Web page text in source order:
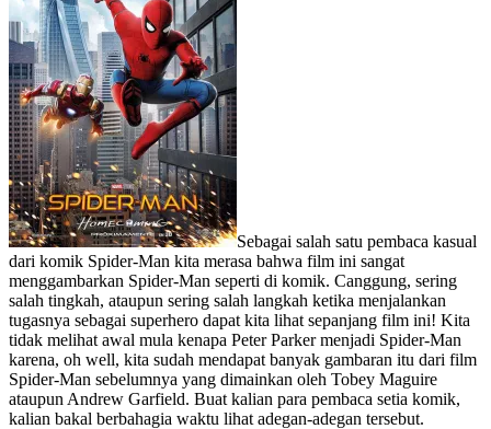
Sebagai salah satu pembaca kasual
dari komik Spider-Man kita merasa bahwa film ini sangat
menggambarkan Spider-Man seperti di komik. Canggung, sering
salah tingkah, ataupun sering salah langkah ketika menjalankan
tugasnya sebagai superhero dapat kita lihat sepanjang film ini! Kita
tidak melihat awal mula kenapa Peter Parker menjadi Spider-Man
karena, oh well, kita sudah mendapat banyak gambaran itu dari film
Spider-Man sebelumnya yang dimainkan oleh Tobey Maguire
ataupun Andrew Garfield. Buat kalian para pembaca setia komik,
kalian bakal berbahagia waktu lihat adegan-adegan tersebut.